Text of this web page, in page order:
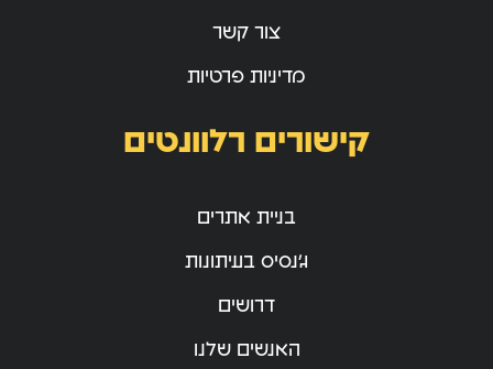
צור קשר
מדיניות פרטיות
קישורים רלוונטים
בניית אתרים
ג’נסיס בעיתונות
דרושים
האנשים שלנו